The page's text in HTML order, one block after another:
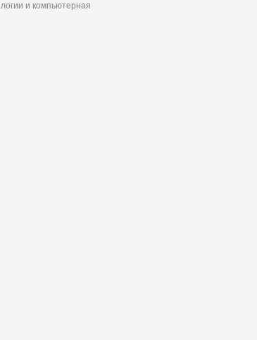
и компьютерная